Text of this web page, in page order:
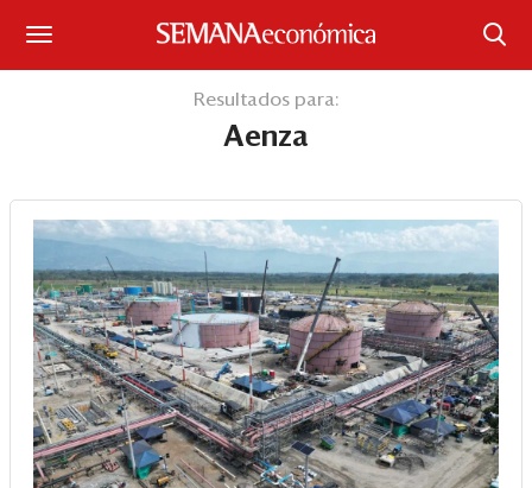
Portada
¿Qué está pasando?
Sectores y Empresas
Management
Economía y Finanzas
Legal y Política
Resultados para:
Aenza